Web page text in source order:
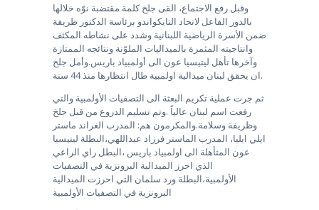
وقبل رفع الاجتماع، القى جلخ كلمة مقتضبة نوّه خلالها
بالدور الفاعل لاتحاد التايكواندو برئاسة الدكتور ظريفة
ضمن الأسرة الرياضية اللبنانية وشدد على نشاطه المكثف
وانتاجيته المثمرة بالميداليات الملوّنة ونتائجه الممتازة
وآخرها تأهل ليتيسيا عون الى أولمبياد باريس.وأمل جلخ
ان يحقق لبنان ميدالية اولمبية طال انتظارها منذ 44 سنة.
ثم جرت عملية تكريم البعثة الى التصفيات الأولمبية والتي
رفعت اسم لبنان عالياً .وتم تسليم الدروع من قبل جلخ
وظريفة وسلامة.والمكرمون هم: المدرب الغراند ماستر
ايلي ايليا، المدرب الماستر فرزاد عبداللهي،البطلة ليتيسيا
عون المتأهلة الى اولمبياد باريس ،البطل راي الراعي
الذي احرز الميدالية البرونزية في التصفيات
الأولمبية،البطلة ورد سلمان التي احرزت الميدالية
البرونزية في التصفيات الأولمبية